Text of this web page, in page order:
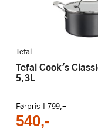
Tefal
Tefal Cook's Classics HA gryte
5,3L
Førpris 1 799,-
540,-